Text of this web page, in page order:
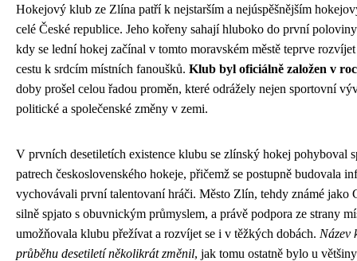
Hokejový klub ze Zlína patří k nejstarším a nejúspěšnějším
celé České republice. Jeho kořeny sahají hluboko do první
kdy se lední hokej začínal v tomto moravském městě teprve rozvíjet
cestu k srdcím místních fanoušků. Klub byl oficiálně založen v
doby prošel celou řadou proměn, které odrážely nejen sportovní
politické a společenské změny v zemi.
V prvních desetiletích existence klubu se zlínský hokej pohyboval
patrech československého hokeje, přičemž se postupně budovala
vychovávali první talentovaní hráči. Město Zlín, tehdy známé jako
silně spjato s obuvnickým průmyslem, a právě podpora ze strany
umožňovala klubu přežívat a rozvíjet se i v těžkých dobách. Název
průběhu desetiletí několikrát změnil, jak tomu ostatně bylo u většiny